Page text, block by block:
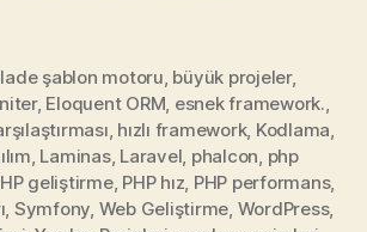
şablon motoru, büyük projeler,
, Eloquent ORM, esnek framework.,
, hızlı framework, Kodlama,
, Laminas, Laravel, phalcon, php
geliştirme, PHP hız, PHP performans,
, Symfony, Web Geliştirme, WordPress,